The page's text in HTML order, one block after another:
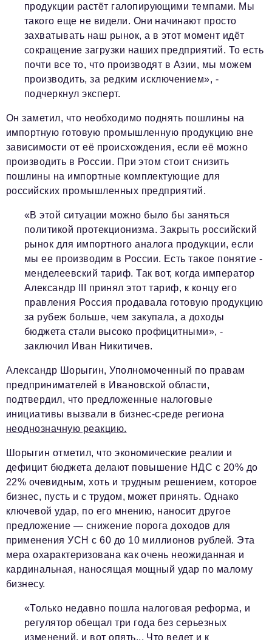
продукции растёт галопирующими темпами. Мы
такого еще не видели. Они начинают просто
захватывать наш рынок, а в этот момент идёт
сокращение загрузки наших предприятий. То есть
почти все то, что производят в Азии, мы можем
производить, за редким исключением», -
подчеркнул эксперт.
Он заметил, что необходимо поднять пошлины на
импортную готовую промышленную продукцию вне
зависимости от её происхождения, если её можно
производить в России. При этом стоит снизить
пошлины на импортные комплектующие для
российских промышленных предприятий.
«В этой ситуации можно было бы заняться
политикой протекционизма. Закрыть российский
рынок для импортного аналога продукции, если
мы ее производим в России. Есть такое понятие -
менделеевский тариф. Так вот, когда император
Александр III принял этот тариф, к концу его
правления Россия продавала готовую продукцию
за рубеж больше, чем закупала, а доходы
бюджета стали высоко профицитными», -
заключил Иван Никитичев.
Александр Шорыгин, Уполномоченный по правам
предпринимателей в Ивановской области,
подтвердил, что предложенные налоговые
инициативы вызвали в бизнес-среде региона
неоднозначную реакцию.
Шорыгин отметил, что экономические реалии и
дефицит бюджета делают повышение НДС с 20% до
22% очевидным, хоть и трудным решением, которое
бизнес, пусть и с трудом, может принять. Однако
ключевой удар, по его мнению, наносит другое
предложение — снижение порога доходов для
применения УСН с 60 до 10 миллионов рублей. Эта
мера охарактеризована как очень неожиданная и
кардинальная, наносящая мощный удар по малому
бизнесу.
«Только недавно пошла налоговая реформа, и
регулятор обещал три года без серьезных
изменений, и вот опять... Что ведет и к